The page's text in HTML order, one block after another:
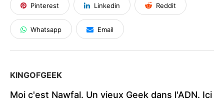
Pinterest Linkedin Reddit
Whatsapp Email
KINGOFGEEK
Moi c'est Nawfal. Un vieux Geek dans l'ADN. Ici